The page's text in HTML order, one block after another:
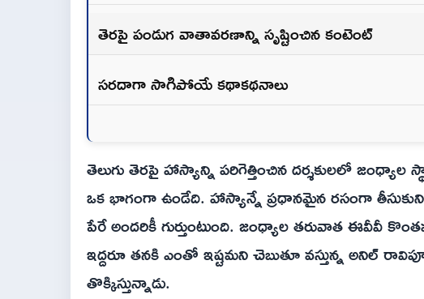
తెరపై పండుగ వాతావరణాన్ని సృష్టించిన కంటెంట్
సరదాగా సాగిపోయే కథాకథనాలు
తెలుగు తెరపై హాస్యాన్ని పరిగెత్తించిన దర్శకులలో జంధ్యాల
ఒక భాగంగా ఉండేది. హాస్యాన్నే ప్రధానమైన రసంగా
పేరే అందరికీ గుర్తుంటుంది. జంధ్యాల తరువాత ఈవీవీ
ఇద్దరూ తనకి ఎంతో ఇష్టమని చెబుతూ వస్తున్న అనిల్
తొక్కిస్తున్నాడు.